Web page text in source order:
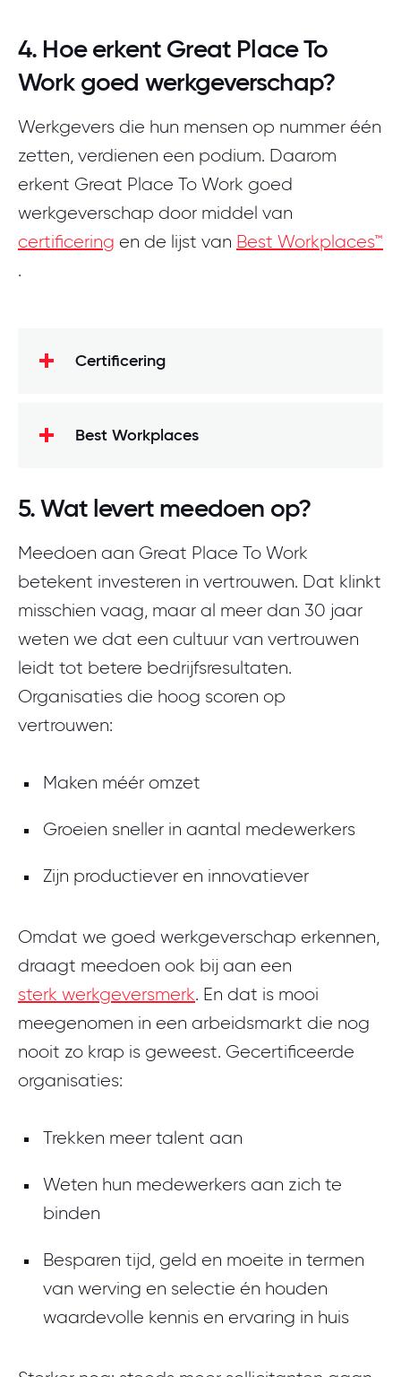
4. Hoe erkent Great Place To
Work goed werkgeverschap?
Werkgevers die hun mensen op nummer één
zetten, verdienen een podium. Daarom
erkent Great Place To Work goed
werkgeverschap door middel van
certificering en de lijst van Best Workplaces™
.
Certificering
Trust Index-medewerkersonderzoek
Een minimale respons op basis van
organisatiegrootte
Een ingevulde Culture Brief
Best Workplaces
5. Wat levert meedoen op?
Meedoen aan Great Place To Work
betekent investeren in vertrouwen. Dat klinkt
misschien vaag, maar al meer dan 30 jaar
weten we dat een cultuur van vertrouwen
leidt tot betere bedrijfsresultaten.
Organisaties die hoog scoren op
vertrouwen:
Maken méér omzet
Groeien sneller in aantal medewerkers
Zijn productiever en innovatiever
Omdat we goed werkgeverschap erkennen,
draagt meedoen ook bij aan een
sterk werkgeversmerk. En dat is mooi
meegenomen in een arbeidsmarkt die nog
nooit zo krap is geweest. Gecertificeerde
organisaties:
Trekken meer talent aan
Weten hun medewerkers aan zich te
binden
Besparen tijd, geld en moeite in termen
van werving en selectie én houden
waardevolle kennis en ervaring in huis